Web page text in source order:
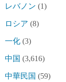
レバノン (1)
ロシア (8)
一化 (3)
中国 (3,616)
中華民国 (59)